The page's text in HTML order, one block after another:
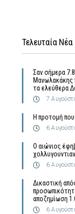
Τελευταία Νέα
Σαν σήμερα
Μανωλακάκης
τα ελεύθερα
7
Η προτομή
6
Ο αιώνιος
6
Δικαστική
αποζημίωση
6